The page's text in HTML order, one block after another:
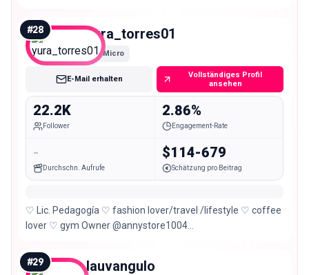
#28 yura_torres01
Micro
E-Mail erhalten
Vollständiges Profil
ansehen
22.2K
Follower
2.86%
Engagement-Rate
-
Durchschn. Aufrufe
$114-679
Schätzung pro Beitrag
♡ Lic. Pedagogía ♡ fashion lover/travel /lifestyle ♡ coffee
lover ♡ gym Owner @annystore1004
#29 lauvangulo